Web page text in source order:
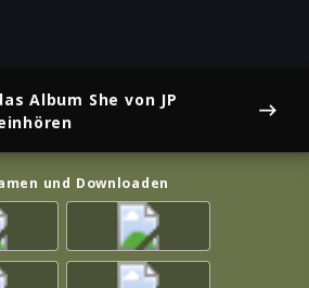
Album She von JP
und Downloaden